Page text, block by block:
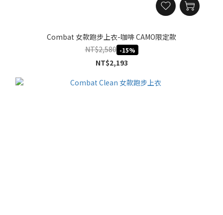
Combat 女款跑步上衣-咖啡 CAMO限定款
NT$2,580 -15%
NT$2,193